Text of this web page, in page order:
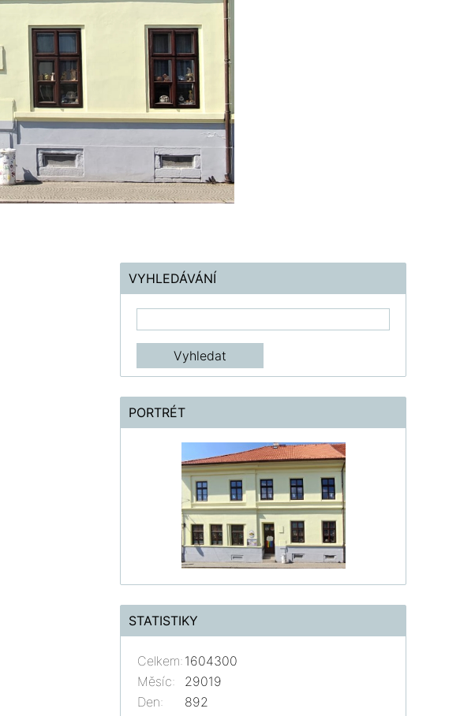
VYHLEDÁVÁNÍ
PORTRÉT
STATISTIKY
Celkem: 1604300
Měsíc:
29019
Den:
892